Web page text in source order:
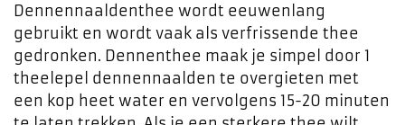
Dennennaaldenthee wordt eeuwenlang
gebruikt en wordt vaak als verfrissende thee
gedronken. Dennenthee maak je simpel door 1
theelepel dennennaalden te overgieten met
een kop heet water en vervolgens 15-20 minuten